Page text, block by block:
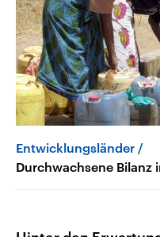
Entwicklungsländer
Durchwachsene Bilanz